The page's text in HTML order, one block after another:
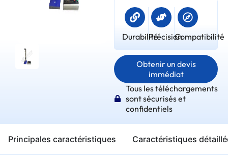
DurabilitéPrécisionCompatibilité
Obtenir un devis
immédiat
Tous les téléchargements
sont sécurisés et
confidentiels
Principales caractéristiques Caractéristiques